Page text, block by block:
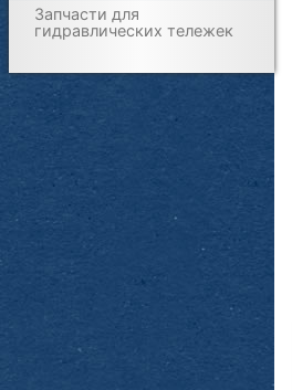
Запчасти для
гидравлических тележек